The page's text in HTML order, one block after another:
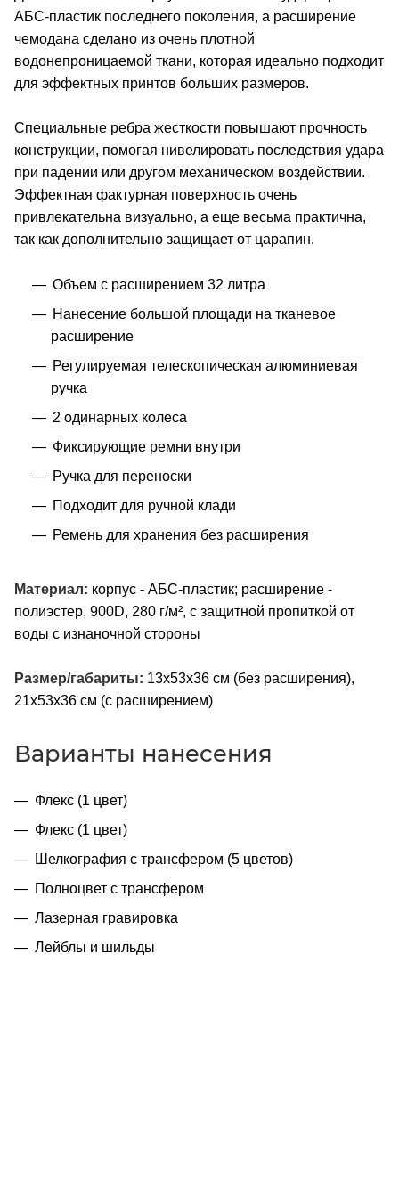
АБС-пластик последнего поколения, а расширение
чемодана сделано из очень плотной
водонепроницаемой ткани, которая идеально подходит
для эффектных принтов больших размеров.
Специальные ребра жесткости повышают прочность
конструкции, помогая нивелировать последствия удара
при падении или другом механическом воздействии.
Эффектная фактурная поверхность очень
привлекательна визуально, а еще весьма практична,
так как дополнительно защищает от царапин.
Объем с расширением 32 литра
Нанесение большой площади на тканевое
расширение
Регулируемая телескопическая алюминиевая
ручка
2 одинарных колеса
Фиксирующие ремни внутри
Ручка для переноски
Подходит для ручной клади
Ремень для хранения без расширения
Материал: корпус - АБС-пластик; расширение -
полиэстер, 900D, 280 г/м², с защитной пропиткой от
воды с изнаночной стороны
Размер/габариты: 13x53x36 см (без расширения),
21x53x36 см (с расширением)
Варианты нанесения
Флекс (1 цвет)
Флекс (1 цвет)
Шелкография с трансфером (5 цветов)
Полноцвет с трансфером
Лазерная гравировка
Лейблы и шильды